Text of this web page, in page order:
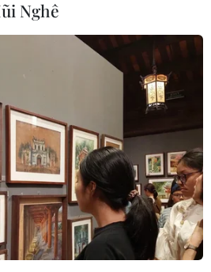
quyết định giữ nguyên
0-0,25%
Nghê